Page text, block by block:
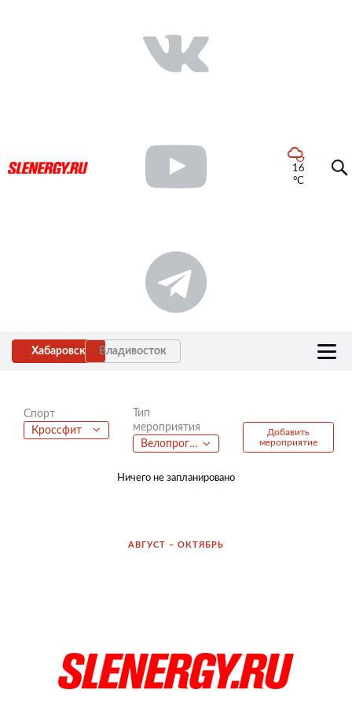
16
°C
Хабаровск Владивосток
Спорт
Кроссфит
Тип
мероприятия
Велопрогулка
Добавить
мероприятие
Ничего не запланировано
АВГУСТ – ОКТЯБРЬ